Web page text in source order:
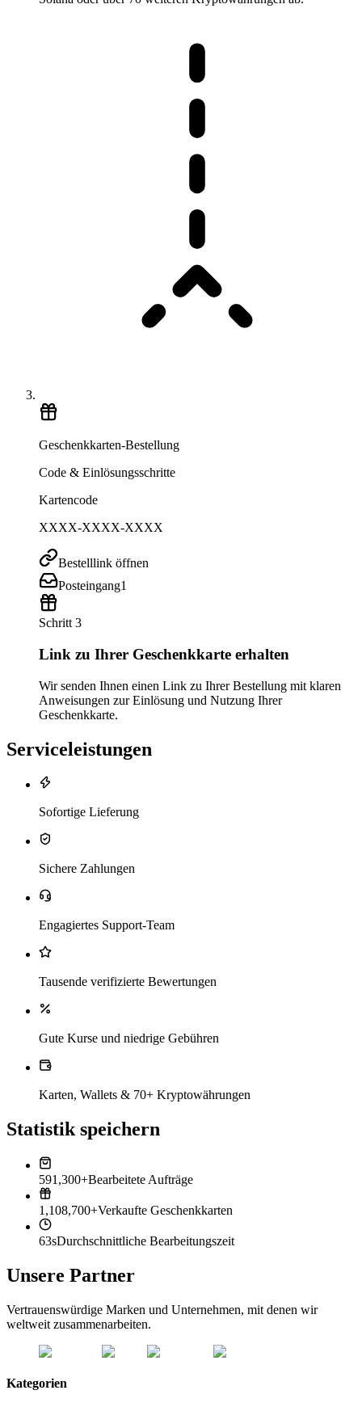
Geschenkkarten-Bestellung
Code & Einlösungsschritte
Kartencode
XXXX-XXXX-XXXX
Bestelllink öffnen
Posteingang1
Schritt 3
Link zu Ihrer Geschenkkarte erhalten
Wir senden Ihnen einen Link zu Ihrer Bestellung mit klaren
Anweisungen zur Einlösung und Nutzung Ihrer
Geschenkkarte.
Serviceleistungen
Sofortige Lieferung
Sichere Zahlungen
Engagiertes Support-Team
Tausende verifizierte Bewertungen
Gute Kurse und niedrige Gebühren
Karten, Wallets & 70+ Kryptowährungen
Statistik speichern
591,300+Bearbeitete Aufträge
1,108,700+Verkaufte Geschenkkarten
63sDurchschnittliche Bearbeitungszeit
Unsere Partner
Vertrauenswürdige Marken und Unternehmen, mit denen wir
weltweit zusammenarbeiten.
Kategorien